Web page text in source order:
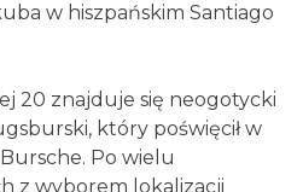
w hiszpańskim Santiago
20 znajduje się neogotycki
który poświęcił w
Po wielu
z wyborem lokalizacji